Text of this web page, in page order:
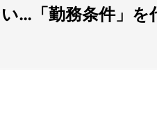
…「勤務条件」を